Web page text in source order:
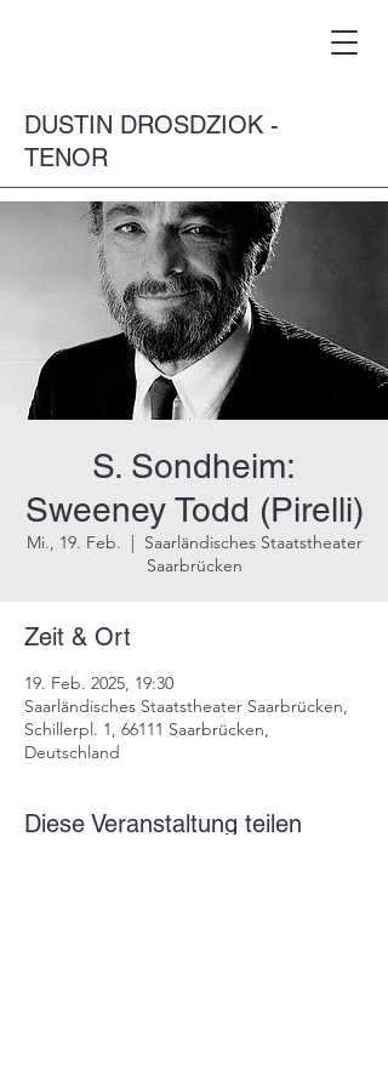
DUSTIN DROSDZIOK -
TENOR
S. Sondheim:
Sweeney Todd (Pirelli)
Mi., 19. Feb.
  |
Saarländisches Staatstheater
Saarbrücken
Zeit & Ort
19. Feb. 2025, 19:30
Saarländisches Staatstheater Saarbrücken,
Schillerpl. 1, 66111 Saarbrücken,
Deutschland
Diese Veranstaltung teilen